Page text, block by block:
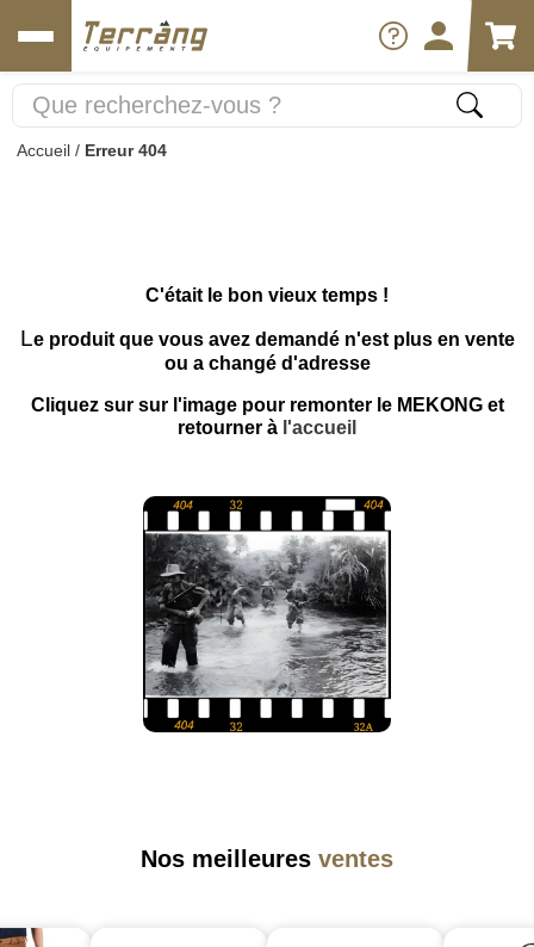
Accueil / Erreur 404
C'était le bon vieux temps !
Le produit que vous avez demandé n'est plus en vente
ou a changé d'adresse
Cliquez sur sur l'image pour remonter le MEKONG et
retourner à l'accueil
Nos meilleures ventes